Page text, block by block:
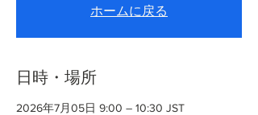
ホームに戻る
日時・場所
2026年7月05日 9:00 – 10:30 JST